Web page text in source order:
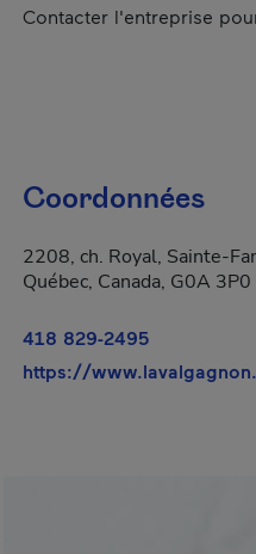
Contacter l'entreprise
Coordonnées
2208, ch. Royal, Sainte-
Québec, Canada, G0A 3P0
418 829-2495
https://